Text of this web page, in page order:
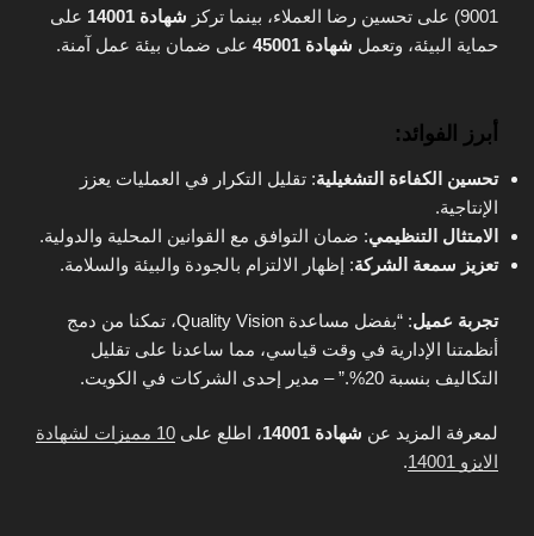
9001) على تحسين رضا العملاء، بينما تركز
شهادة 14001
على
حماية البيئة، وتعمل شهادة 45001 على ضمان بيئة عمل آمنة.
أبرز الفوائد:
تحسين الكفاءة التشغيلية: تقليل التكرار في العمليات يعزز
الإنتاجية.
الامتثال التنظيمي: ضمان التوافق مع القوانين المحلية والدولية.
تعزيز سمعة الشركة: إظهار الالتزام بالجودة والبيئة والسلامة.
تجربة عميل
: “بفضل مساعدة Quality Vision، تمكنا من دمج
أنظمتنا الإدارية في وقت قياسي، مما ساعدنا على تقليل
التكاليف بنسبة 20%.” – مدير إحدى الشركات في الكويت.
لمعرفة المزيد عن شهادة 14001 ، اطلع على
10 مميزات لشهادة
الايزو 14001
.